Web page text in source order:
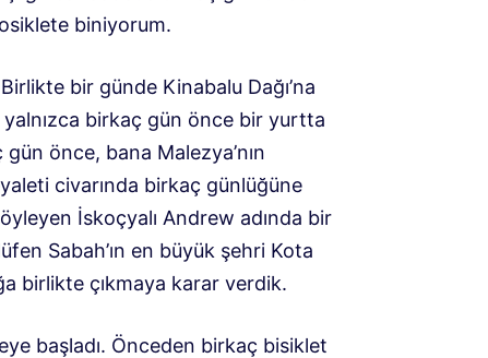
biniyorum.
bir günde Kinabalu Dağı’na
birkaç gün önce bir yurtta
önce, bana Malezya’nın
civarında birkaç günlüğüne
İskoçyalı Andrew adında bir
Sabah’ın en büyük şehri Kota
birlikte çıkmaya karar verdik.
başladı. Önceden birkaç bisiklet